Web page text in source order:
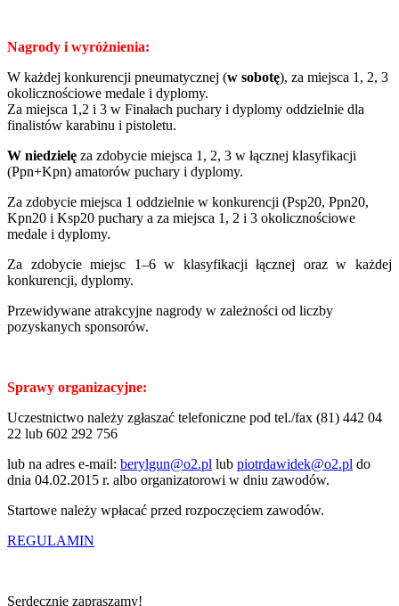
Nagrody i wyróżnienia:
W każdej konkurencji pneumatycznej (w sobotę), za miejsca 1, 2, 3
okolicznościowe medale i dyplomy.
Za miejsca 1,2 i 3 w Finałach puchary i dyplomy oddzielnie dla
finalistów karabinu i pistoletu.
W niedzielę za zdobycie miejsca 1, 2, 3 w łącznej klasyfikacji
(Ppn+Kpn) amatorów puchary i dyplomy.
Za zdobycie miejsca 1 oddzielnie w konkurencji (Psp20, Ppn20,
Kpn20 i Ksp20 puchary a za miejsca 1, 2 i 3 okolicznościowe
medale i dyplomy.
Za zdobycie miejsc 1–6 w klasyfikacji łącznej oraz w każdej
konkurencji, dyplomy.
Przewidywane atrakcyjne nagrody w zależności od liczby
pozyskanych sponsorów.
Sprawy organizacyjne:
Uczestnictwo należy zgłaszać telefoniczne pod tel./fax (81) 442 04
22 lub 602 292 756
lub na adres e-mail: berylgun@o2.pl lub piotrdawidek@o2.pl do
dnia 04.02.2015 r. albo organizatorowi w dniu zawodów.
Startowe należy wpłacać przed rozpoczęciem zawodów.
REGULAMIN
Serdecznie zapraszamy!